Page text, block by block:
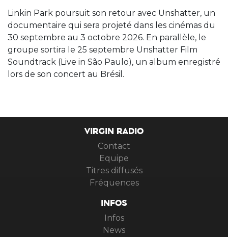
Linkin Park poursuit son retour avec Unshatter, un
documentaire qui sera projeté dans les cinémas du
30 septembre au 3 octobre 2026. En parallèle, le
groupe sortira le 25 septembre Unshatter Film
Soundtrack (Live in São Paulo), un album enregistré
lors de son concert au Brésil.
VIRGIN RADIO
Contact
Equipe
Titres diffusés
Fréquences
INFOS
Infos
News